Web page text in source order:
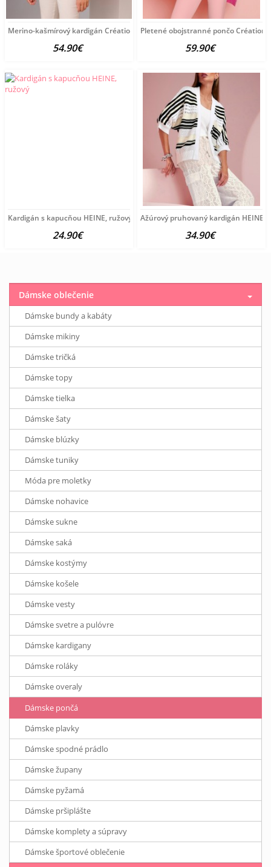
Merino-kašmírový kardigán Création L Premium, hnedá-melanž
54.90€
Pletené obojstranné pončo Création
59.90€
Kardigán s kapucňou HEINE, ružový
24.90€
Ažúrový pruhovaný kardigán HEINE,
34.90€
Dámske oblečenie
Dámske bundy a kabáty
Dámske mikiny
Dámske tričká
Dámske topy
Dámske tielka
Dámske šaty
Dámske blúzky
Dámske tuniky
Móda pre moletky
Dámske nohavice
Dámske sukne
Dámske saká
Dámske kostýmy
Dámske košele
Dámske vesty
Dámske svetre a pulóvre
Dámske kardigany
Dámske roláky
Dámske overaly
Dámske pončá
Dámske plavky
Dámske spodné prádlo
Dámske župany
Dámske pyžamá
Dámske pršiplášte
Dámske komplety a súpravy
Dámske športové oblečenie